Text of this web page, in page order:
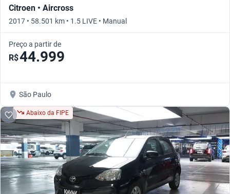
Citroen • Aircross
2017 • 58.501 km • 1.5 LIVE • Manual
Preço a partir de
R$44.999
São Paulo
Abaixo da FIPE